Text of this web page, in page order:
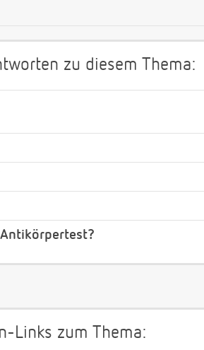
zu diesem Thema:
Links zum Thema: